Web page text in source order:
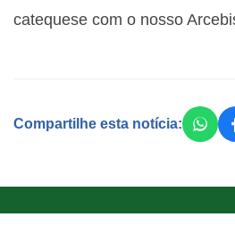
catequese com o nosso
Compartilhe esta notícia: